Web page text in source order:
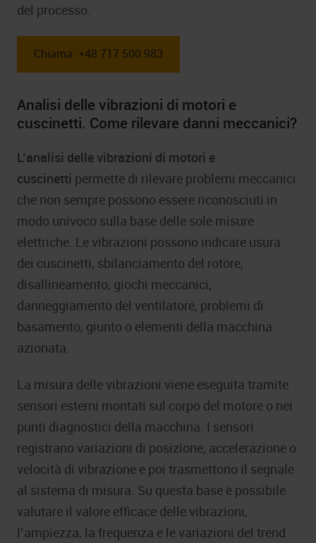
del processo.
Chiama: +48 717 500 983
Analisi delle vibrazioni di motori e
cuscinetti. Come rilevare danni meccanici?
L’analisi delle vibrazioni di motori e
cuscinetti permette di rilevare problemi meccanici
che non sempre possono essere riconosciuti in
modo univoco sulla base delle sole misure
elettriche. Le vibrazioni possono indicare usura
dei cuscinetti, sbilanciamento del rotore,
disallineamento, giochi meccanici,
danneggiamento del ventilatore, problemi di
basamento, giunto o elementi della macchina
azionata.
La misura delle vibrazioni viene eseguita tramite
sensori esterni montati sul corpo del motore o nei
punti diagnostici della macchina. I sensori
registrano variazioni di posizione, accelerazione o
velocità di vibrazione e poi trasmettono il segnale
al sistema di misura. Su questa base è possibile
valutare il valore efficace delle vibrazioni,
l’ampiezza, la frequenza e le variazioni del trend